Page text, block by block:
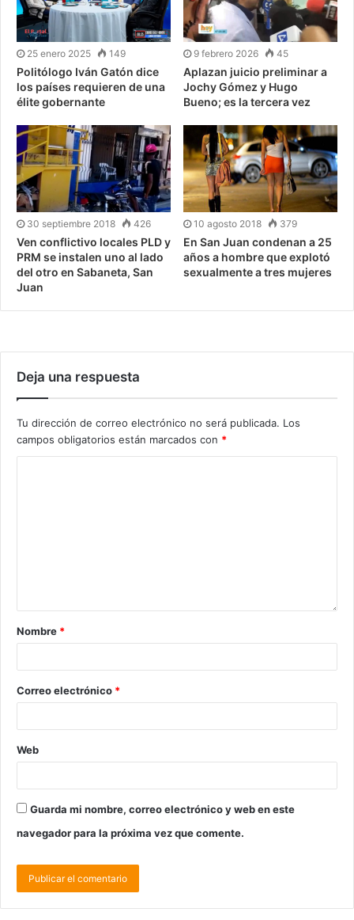
25 enero 2025 149
Politólogo Iván Gatón dice
los países requieren de una
élite gobernante
9 febrero 2026 45
Aplazan juicio preliminar a
Jochy Gómez y Hugo
Bueno; es la tercera vez
30 septiembre 2018 426
Ven conflictivo locales PLD y
PRM se instalen uno al lado
del otro en Sabaneta, San
Juan
10 agosto 2018 379
En San Juan condenan a 25
años a hombre que explotó
sexualmente a tres mujeres
Deja una respuesta
Tu dirección de correo electrónico no será publicada. Los
campos obligatorios están marcados con *
Nombre *
Correo electrónico *
Web
Guarda mi nombre, correo electrónico y web en este
navegador para la próxima vez que comente.